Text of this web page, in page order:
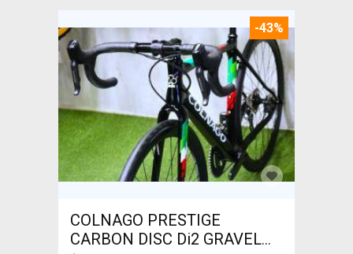
-43%
COLNAGO PRESTIGE
CARBON DISC Di2 GRAVEL